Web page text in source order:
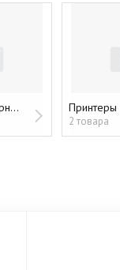
Принтеры лазерные Принтеры
2 товара